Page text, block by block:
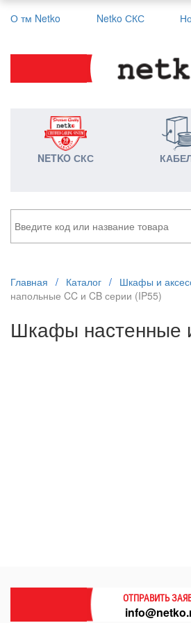
О тм Netko Netko СКС
NETKO СКС
Главная / Каталог / Шкафы и
напольные CC и CB серии (IP55)
Шкафы настенные
ОТПРАВИТЬ